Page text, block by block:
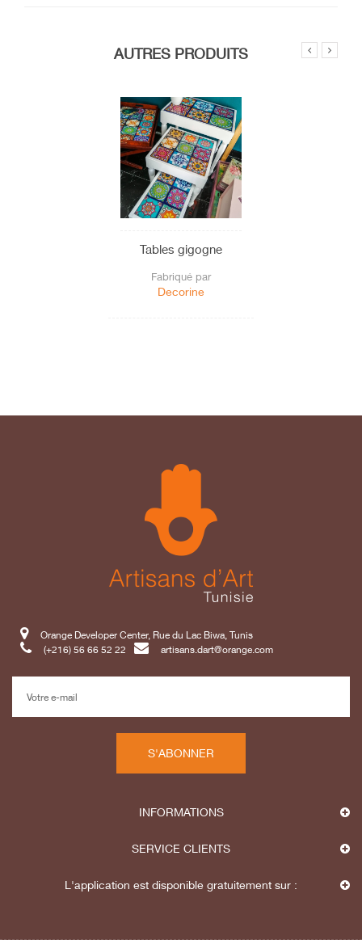
AUTRES PRODUITS
Tables gigogne
Fabriqué par
Decorine
Orange Developer Center, Rue du Lac Biwa, Tunis
(+216) 56 66 52 22
artisans.dart@orange.com
S'ABONNER
INFORMATIONS
SERVICE CLIENTS
L'application est disponible gratuitement sur :